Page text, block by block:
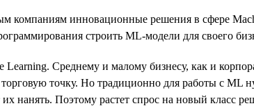
компаниям инновационные решения в сфере
строить ML-модели для своего
Среднему и малому бизнесу, как и
точку. Но традиционно для работы с
нанять. Поэтому растет спрос на новый класс